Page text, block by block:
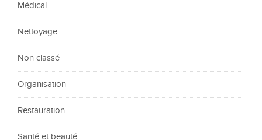
Médical
Nettoyage
Non classé
Organisation
Restauration
Santé et beauté